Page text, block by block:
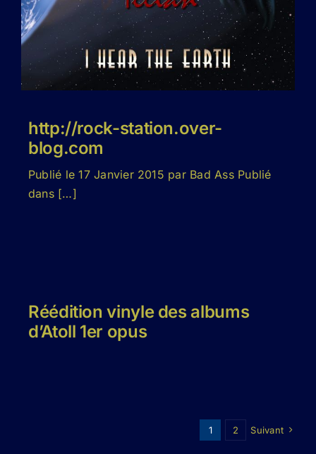
http://rock-station.over-
blog.com
Publié le 17 Janvier 2015 par Bad Ass Publié
dans […]
Réédition vinyle des albums
d’Atoll 1er opus
1 2 Suivant